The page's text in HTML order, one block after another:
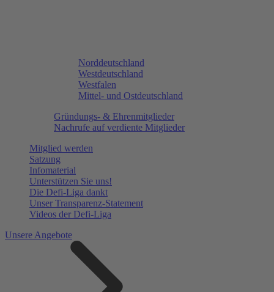
Norddeutschland
Westdeutschland
Westfalen
Mittel- und Ostdeutschland
Gründungs- & Ehrenmitglieder
Nachrufe auf verdiente Mitglieder
Mitglied werden
Satzung
Infomaterial
Unterstützen Sie uns!
Die Defi-Liga dankt
Unser Transparenz-Statement
Videos der Defi-Liga
Unsere Angebote